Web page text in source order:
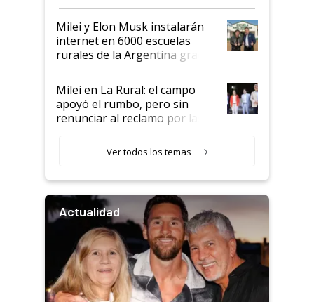
Milei y Elon Musk instalarán
internet en 6000 escuelas
rurales de la Argentina gracias
a un acuerdo con Starlink
Milei en La Rural: el campo
apoyó el rumbo, pero sin
renunciar al reclamo por las
Ver todos los temas
Actualidad